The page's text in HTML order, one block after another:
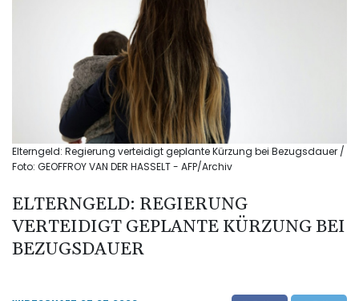
Elterngeld: Regierung verteidigt geplante Kürzung bei Bezugsdauer /
Foto: GEOFFROY VAN DER HASSELT - AFP/Archiv
ELTERNGELD: REGIERUNG
VERTEIDIGT GEPLANTE KÜRZUNG BEI
BEZUGSDAUER